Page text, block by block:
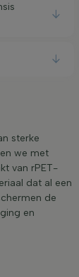
sterke
we met
van rPET-
dat al een
de
en